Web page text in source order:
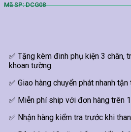
Mã SP: DCG08
✅ Tặng kèm đinh phụ kiện 3 chân,
khoan tường.
✅ Giao hàng chuyển phát nhanh
✅ Miễn phí ship với đơn hàng trên
✅ Nhận hàng kiểm tra trước khi